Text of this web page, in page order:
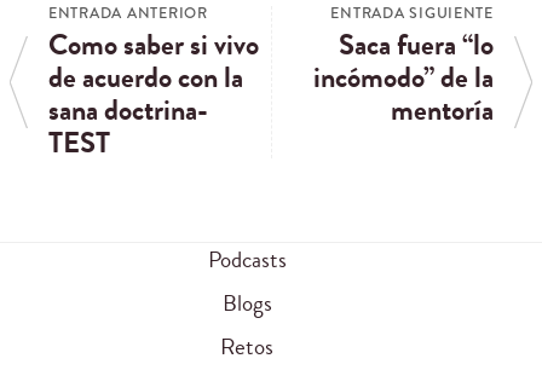
ENTRADA ANTERIOR
Como saber si vivo
de acuerdo con la
sana doctrina-
TEST
ENTRADA SIGUIENTE
Saca fuera “lo
incómodo” de la
mentoría
Podcasts
Blogs
Retos